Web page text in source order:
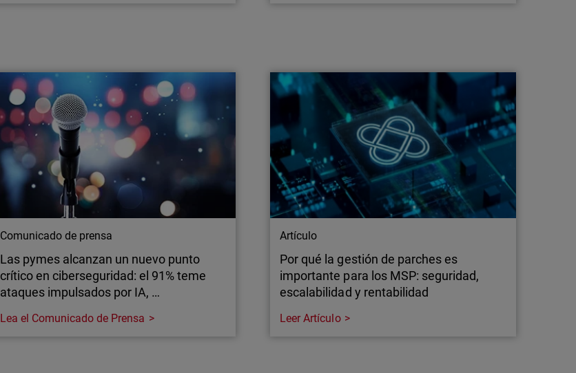
sobre infraestructuras…
The WatchGuard Geopolitical Cyber Report, el
nuevo informe de inteligencia de amenazas
analiza cómo los acontecimientos
geopolíticos pueden traducirse en un
incremento directo del riesgo cibernético para
infraestructuras críticas.
Descubre por qué el movimiento lateral es
difícil de detectar y cómo identificarlo antes
de que sea demasiado tarde.
Comunicado de prensa
Las pymes alcanzan un nuevo punto
crítico en ciberseguridad: el 91% teme
ataques impulsados por IA, …
Lea el Comunicado de Prensa
Artículo
Por qué la gestión de parches es
importante para los MSP: seguridad,
escalabilidad y rentabilidad
Leer Artículo